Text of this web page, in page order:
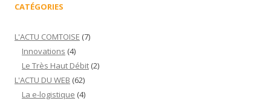
CATÉGORIES
L'ACTU COMTOISE (7)
Innovations (4)
Le Très Haut Débit (2)
L'ACTU DU WEB (62)
La e-logistique (4)